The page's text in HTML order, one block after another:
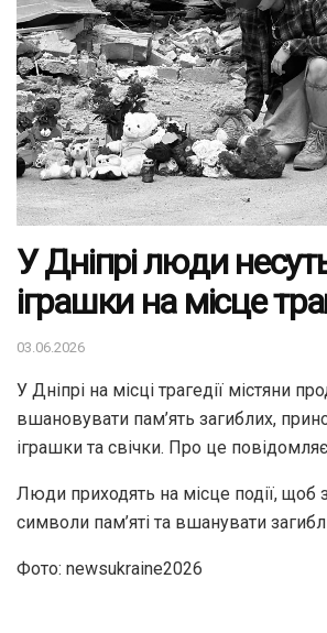
У Дніпрі люди
іграшки на місце
03.06.2026
У Дніпрі на місці трагедії містяни
вшановувати пам’ять загиблих,
іграшки та свічки. Про це
Люди приходять на місце події, щоб
символи пам’яті та вшанувати
Фото: newsukraine2026